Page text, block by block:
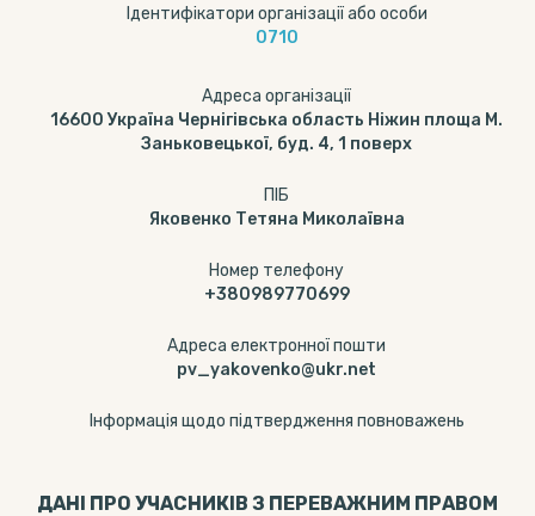
Ідентифікатори організації або особи
0710
Адреса організації
16600 Україна Чернігівська область Ніжин площа М.
Заньковецької, буд. 4, 1 поверх
ПІБ
Яковенко Тетяна Миколаївна
Номер телефону
+380989770699
Адреса електронної пошти
pv_yakovenko@ukr.net
Інформація щодо підтвердження повноважень
ДАНІ ПРО УЧАСНИКІВ З ПЕРЕВАЖНИМ ПРАВОМ